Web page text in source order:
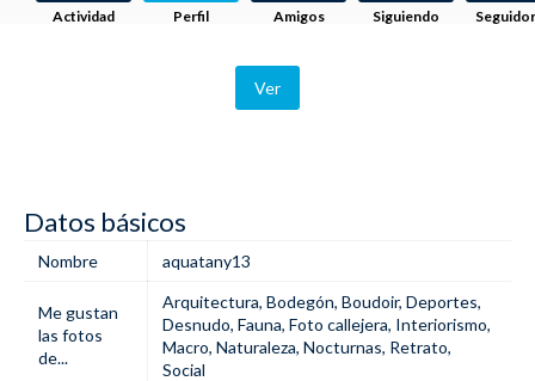
Actividad Perfil Amigos Siguiendo
Ver
Datos básicos
Nombre aquatany13
Me gustan
las fotos
de...
Arquitectura, Bodegón, Boudoir, Deportes,
Desnudo, Fauna, Foto callejera, Interiorismo,
Macro, Naturaleza, Nocturnas, Retrato,
Social